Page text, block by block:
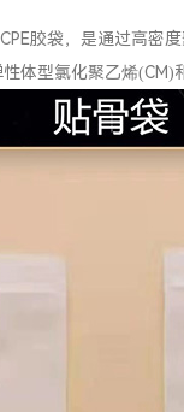
胶袋，是通过高密
体型氯化聚乙烯(CM)